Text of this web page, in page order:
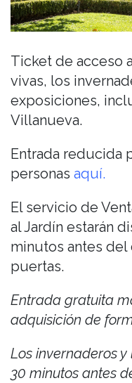
Ticket de acceso
vivas, los
exposiciones,
Villanueva.
Entrada reducida
personas aquí.
El servicio de
al Jardín estarán
minutos antes
puertas.
Entrada gratuita
adquisición de
Los invernaderos
30 minutos antes